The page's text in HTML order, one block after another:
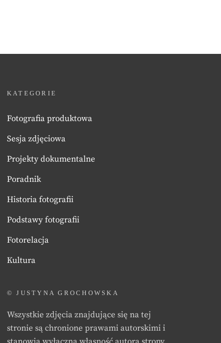
KATEGORIE
Fotografia produktowa
Sesja zdjęciowa
Projekty dokumentalne
Poradnik
Historia fotografii
Podstawy fotografii
Fotorelacja
Kultura
© JUSTYNA GROCHOWSKA
Wszystkie zdjęcia znajdujące się na tej
stronie są chronione prawami autorskimi i